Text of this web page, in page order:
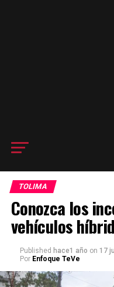
TOLIMA
Conozca los
vehículos
Published hace1 año on 17
Por Enfoque TeVe